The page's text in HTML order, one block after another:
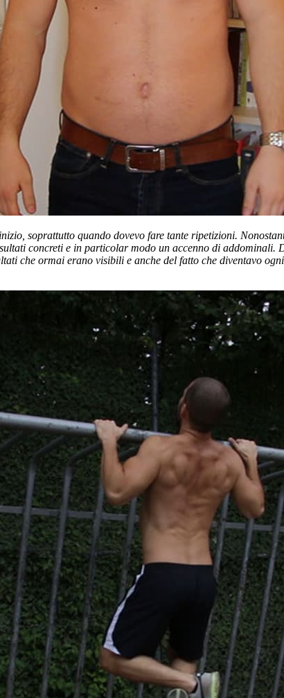
soprattutto quando dovevo fare tante ripetizioni.
concreti e in particolar modo un accenno di
che ormai erano visibili e anche del fatto che diventavo